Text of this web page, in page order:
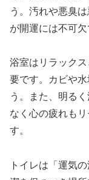
う。汚れや悪臭
が開運には不可欠
浴室はリラック
要です。カビや
う。また、明る
なく心の疲れも
す。
トイレは「運気